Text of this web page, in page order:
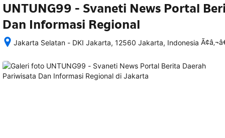
UNTUNG99 - Svaneti News Portal
Dan Informasi Regional
Jakarta Selatan - DKI Jakarta, 12560 Jakarta, Indonesia
memesan,
semua